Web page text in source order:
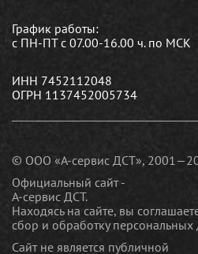
График работы:
с ПН-ПТ с 07.00-16.00 ч. по МСК
ИНН 7452112048
ОГРН 1137452005734
© ООО «А-сервис ДСТ»,
Официальный сайт -
А-сервис ДСТ.
Находясь на сайте, вы
сбор и обработку
Сайт не является публичной